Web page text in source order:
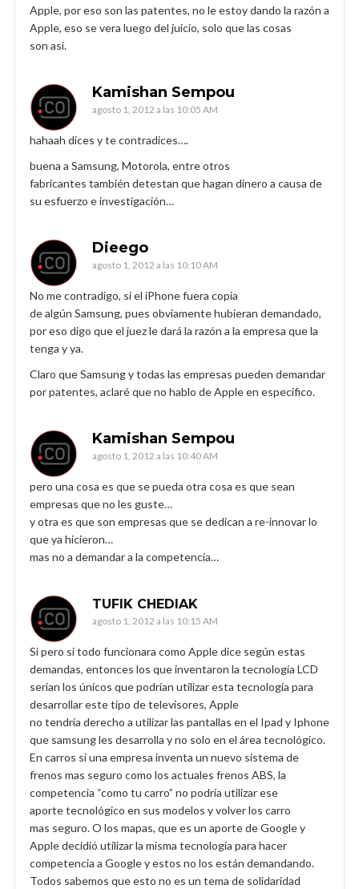
Apple, por eso son las patentes, no le estoy dando la razón a
Apple, eso se vera luego del juicio, solo que las cosas
son así.
Kamishan Sempou
agosto 1, 2012 a las 10:05 AM
hahaah dices y te contradices….
buena a Samsung, Motorola, entre otros
fabricantes también detestan que hagan dinero a causa de
su esfuerzo e investigación…
Dieego
agosto 1, 2012 a las 10:10 AM
No me contradigo, si el iPhone fuera copia
de algún Samsung, pues obviamente hubieran demandado,
por eso digo que el juez le dará la razón a la empresa que la
tenga y ya.
Claro que Samsung y todas las empresas pueden demandar
por patentes, aclaré que no hablo de Apple en especifico.
Kamishan Sempou
agosto 1, 2012 a las 10:40 AM
pero una cosa es que se pueda otra cosa es que sean
empresas que no les guste…
y otra es que son empresas que se dedican a re-innovar lo
que ya hicieron…
mas no a demandar a la competencia…
TUFIK CHEDIAK
agosto 1, 2012 a las 10:15 AM
Si pero si todo funcionara como Apple dice según estas
demandas, entonces los que inventaron la tecnología LCD
serian los únicos que podrían utilizar esta tecnología para
desarrollar este tipo de televisores, Apple
no tendría derecho a utilizar las pantallas en el Ipad y Iphone
que samsung les desarrolla y no solo en el área tecnológico.
En carros si una empresa inventa un nuevo sistema de
frenos mas seguro como los actuales frenos ABS, la
competencia “como tu carro” no podría utilizar ese
aporte tecnológico en sus modelos y volver los carro
mas seguro. O los mapas, que es un aporte de Google y
Apple decidió utilizar la misma tecnología para hacer
competencia a Google y estos no los están demandando.
Todos sabemos que esto no es un tema de solidaridad